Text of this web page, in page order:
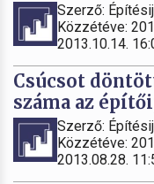
Szerző:
Közzétéve:
2013.10.14.
Csúcsot
száma az
Szerző:
Közzétéve:
2013.08.28.